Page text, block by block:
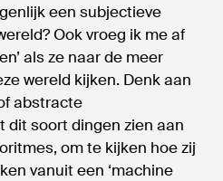
een subjectieve
Ook vroeg ik me af
als ze naar de meer
wereld kijken. Denk aan
abstracte
dit soort dingen zien aan
om te kijken hoe zij
vanuit een ‘machine